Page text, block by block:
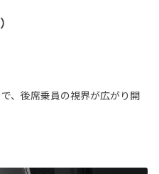
、後席乗員の視界が広がり開